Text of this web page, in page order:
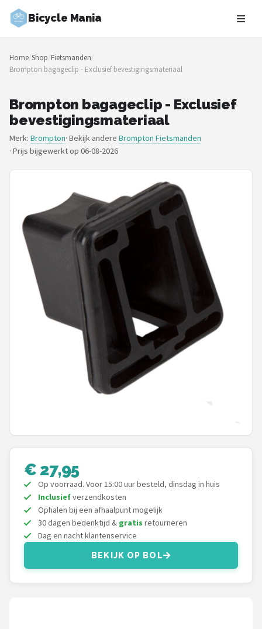
Bicycle Mania
Zoeken
NAVIGATIE
Merken
Blog
Fietsroutes
Kinderfietsen
Stadsfietsen
Elektrische fietsen
Mountainbikes
Shop
POPULAIRE MERKEN
New Looxs
BBB Cycling
Schwalbe
Shimano
Home/Shop/Fietsmanden/
Brompton bagageclip - Exclusief bevestigingsmateriaal
Brompton bagageclip - Exclusief
bevestigingsmateriaal
Merk: Brompton· Bekijk andere Brompton Fietsmanden
· Prijs bijgewerkt op 06-08-2026
€ 27,95
Op voorraad. Voor 15:00 uur besteld, dinsdag in huis
Inclusiefverzendkosten
Ophalen bij een afhaalpunt mogelijk
30 dagen bedenktijd & gratis retourneren
Dag en nacht klantenservice
BEKIJK OP BOL